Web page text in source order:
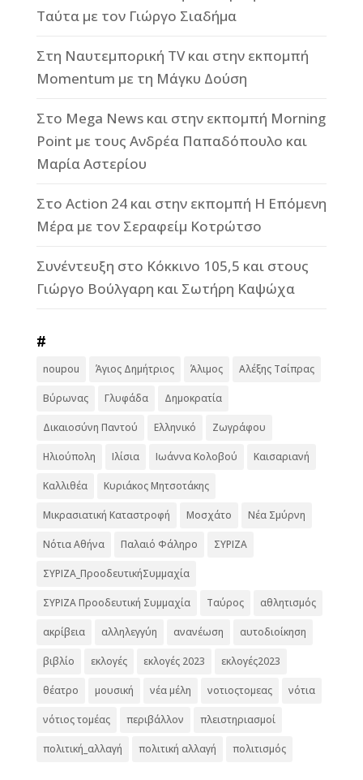
Ταύτα με τον Γιώργο Σιαδήμα
Στη Ναυτεμπορική TV και στην εκπομπή
Momentum με τη Μάγκυ Δούση
Στο Mega News και στην εκπομπή Morning
Point με τους Ανδρέα Παπαδόπουλο και
Μαρία Αστερίου
Στο Action 24 και στην εκπομπή Η Επόμενη
Μέρα με τον Σεραφείμ Κοτρώτσο
Συνέντευξη στο Κόκκινο 105,5 και στους
Γιώργο Βούλγαρη και Σωτήρη Καψώχα
#
noupou Άγιος Δημήτριος Άλιμος Αλέξης Τσίπρας
Βύρωνας Γλυφάδα Δημοκρατία
Δικαιοσύνη Παντού Ελληνικό Ζωγράφου
Ηλιούπολη Ιλίσια Ιωάννα Κολοβού Καισαριανή
Καλλιθέα Κυριάκος Μητσοτάκης
Μικρασιατική Καταστροφή Μοσχάτο Νέα Σμύρνη
Νότια Αθήνα Παλαιό Φάληρο ΣΥΡΙΖΑ
ΣΥΡΙΖΑ_ΠροοδευτικήΣυμμαχία
ΣΥΡΙΖΑ Προοδευτική Συμμαχία Ταύρος αθλητισμός
ακρίβεια αλληλεγγύη ανανέωση αυτοδιοίκηση
βιβλίο εκλογές εκλογές 2023 εκλογές2023
θέατρο μουσική νέα μέλη νοτιοςτομεας νότια
νότιος τομέας περιβάλλον πλειστηριασμοί
πολιτική_αλλαγή πολιτική αλλαγή πολιτισμός